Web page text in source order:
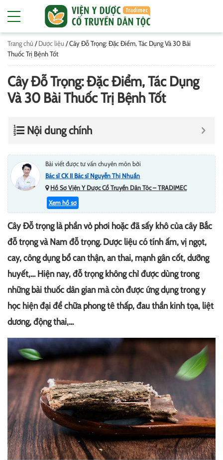
Trang chủ /Dược liệu /Cây Đỗ Trọng: Đặc Điểm, Tác Dụng Và 30 Bài
Thuốc Trị Bệnh Tốt
Cây Đỗ Trọng: Đặc Điểm, Tác Dụng
Và 30 Bài Thuốc Trị Bệnh Tốt
Nội dung chính
Bài viết được tư vấn chuyên môn bởi
Bác sĩ CK II Bác sĩ Nguyễn Thị Nhuần
Hồ Sơ Viện Y Dược Cổ Truyền Dân Tộc – TRADIMEC
Xem hồ sơ
Cây Đỗ trọng là phần vỏ phơi hoặc đã sấy khô của cây Bắc
đỗ trọng và Nam đỗ trọng. Dược liệu có tính ấm, vị ngọt,
cay, công dụng bổ can thận, an thai, mạnh gân cốt, dưỡng
huyết,… Hiện nay, đỗ trọng không chỉ được dùng trong
những bài thuốc dân gian mà còn được ứng dụng trong y
học hiện đại để chữa phong tê thấp, đau thần kinh tọa, liệt
dương, động thai,…